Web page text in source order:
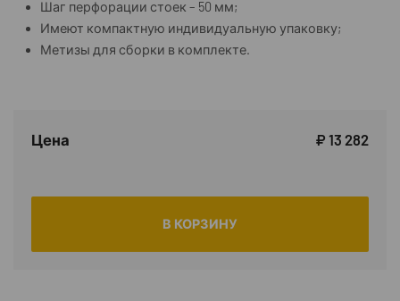
Шаг перфорации стоек – 50 мм;
Имеют компактную индивидуальную упаковку;
Метизы для сборки в комплекте.
Цена ₽ 13 282
В КОРЗИНУ